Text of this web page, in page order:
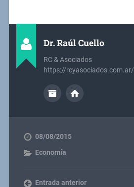
Dr. Raúl Cuello
RC & Asociados
https://rcyasociados.com.ar/
08/08/2015
Economía
Entrada anterior